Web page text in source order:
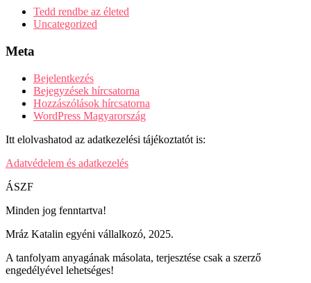
Tedd rendbe az életed
Uncategorized
Meta
Bejelentkezés
Bejegyzések hírcsatorna
Hozzászólások hírcsatorna
WordPress Magyarország
Itt elolvashatod az adatkezelési tájékoztatót is:
Adatvédelem és adatkezelés
ÁSZF
Minden jog fenntartva!
Mráz Katalin egyéni vállalkozó, 2025.
A tanfolyam anyagának másolata, terjesztése csak a szerző
engedélyével lehetséges!